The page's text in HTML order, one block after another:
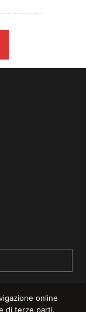
online
di terze parti.